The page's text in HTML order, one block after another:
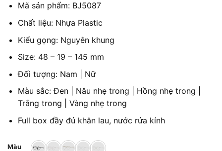
Mã sản phẩm: BJ5087
Chất liệu: Nhựa Plastic
Kiểu gọng: Nguyên khung
Size: 48 – 19 – 145 mm
Đối tượng: Nam | Nữ
Màu sắc: Đen | Nâu nhẹ trong | Hồng nhẹ trong |
Trắng trong | Vàng nhẹ trong
Full box đầy đủ khăn lau, nước rửa kính
Màu